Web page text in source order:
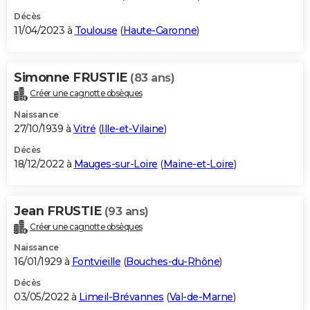
Décès
11/04/2023 à Toulouse (Haute-Garonne)
Simonne FRUSTIE (83 ans)
Créer une cagnotte obsèques
Naissance
27/10/1939 à Vitré (Ille-et-Vilaine)
Décès
18/12/2022 à Mauges-sur-Loire (Maine-et-Loire)
Jean FRUSTIE (93 ans)
Créer une cagnotte obsèques
Naissance
16/01/1929 à Fontvieille (Bouches-du-Rhône)
Décès
03/05/2022 à Limeil-Brévannes (Val-de-Marne)